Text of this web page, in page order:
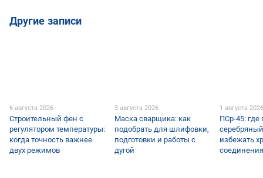
Другие записи
6 августа 2026
Строительный фен с
регулятором температуры:
когда точность важнее
двух режимов
3 августа 2026
Маска сварщика: как
подобрать для шлифовки,
подготовки и работы с
дугой
1 августа
ПСр-45: где
избежать